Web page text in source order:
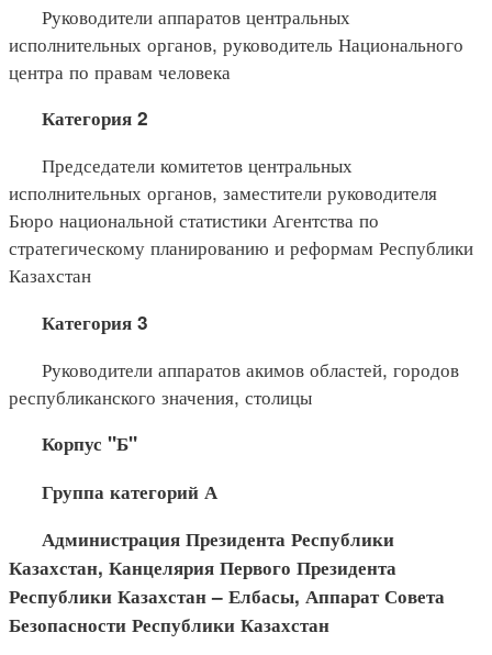
Руководители аппаратов центральных
исполнительных органов, руководитель Национального
центра по правам человека
Категория 2
Председатели комитетов центральных
исполнительных органов, заместители руководителя
Бюро национальной статистики Агентства по
стратегическому планированию и реформам Республики
Казахстан
Категория 3
Руководители аппаратов акимов областей, городов
республиканского значения, столицы
Корпус "Б"
Группа категорий А
Администрация Президента Республики
Казахстан, Канцелярия Первого Президента
Республики Казахстан – Елбасы, Аппарат Совета
Безопасности Республики Казахстан